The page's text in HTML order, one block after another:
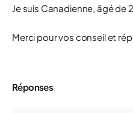
Je suis Canadienne, âgé de
Merci pour vos conseil et
Réponses